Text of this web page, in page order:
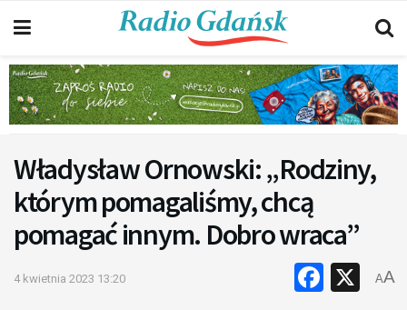
Władysław Ornowski: „Rodziny,
którym pomagaliśmy, chcą
pomagać innym. Dobro wraca”
4 kwietnia 2023 13:20 X
AA